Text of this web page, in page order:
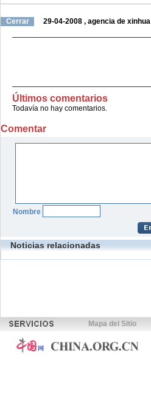
Cerrar 29-04-2008 , agencia de xinhua
Últimos comentarios
Todavía no hay comentarios.
Comentar
Nombre
Noticias relacionadas